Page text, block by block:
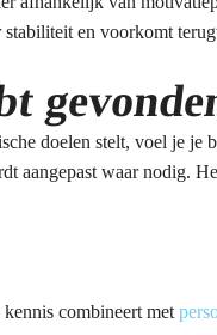
stabiliteit en voorkomt
doelen stelt, voel je je
aangepast waar nodig.
combineert met